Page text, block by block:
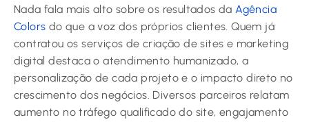
Nada fala mais alto sobre os resultados daAgência
Colors do que a voz dos próprios clientes. Quem já
contratou os serviços de criação de sites e marketing
digital destaca o atendimento humanizado, a
personalização de cada projeto e o impacto direto no
crescimento dos negócios. Diversos parceiros relatam
aumento no tráfego qualificado do site, engajamento